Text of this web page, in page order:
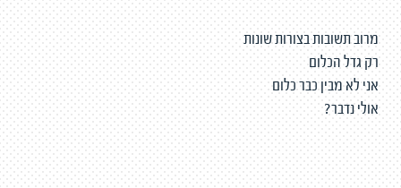
מרוב תשובות בצורות שונות
רק גדל הכלום
אני לא מבין כבר כלום
אולי נדבר?